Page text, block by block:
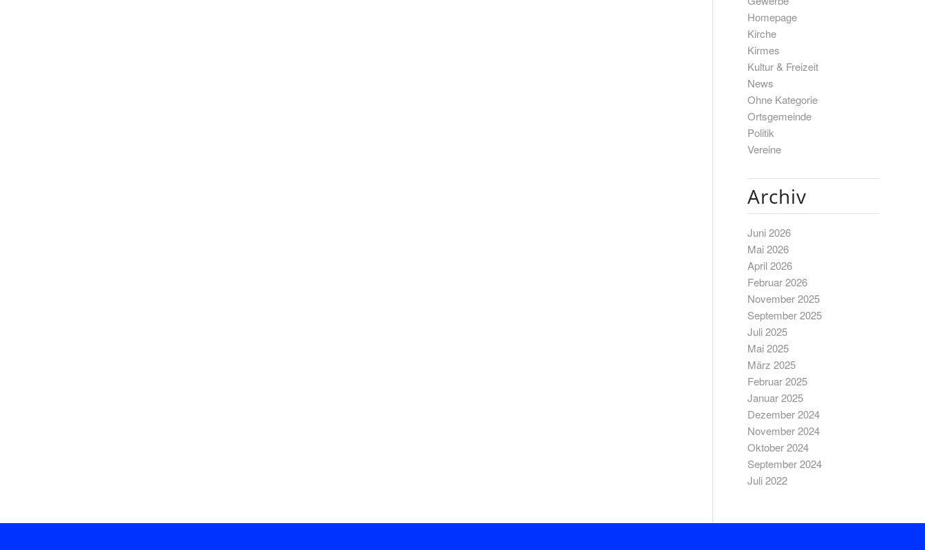
Homepage
Kirche
Kirmes
Kultur & Freizeit
News
Ohne Kategorie
Ortsgemeinde
Politik
Vereine
Archiv
Juni 2026
Mai 2026
April 2026
Februar 2026
November 2025
September 2025
Juli 2025
Mai 2025
März 2025
Februar 2025
Januar 2025
Dezember 2024
November 2024
Oktober 2024
September 2024
Juli 2022